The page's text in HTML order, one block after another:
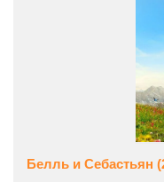
Белль и Себастьян